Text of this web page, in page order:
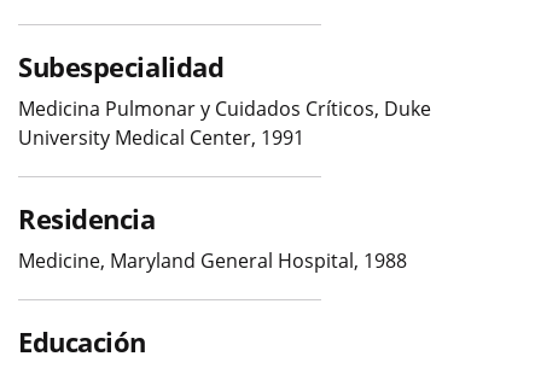
Subespecialidad
Medicina Pulmonar y Cuidados Críticos, Duke
University Medical Center, 1991
Residencia
Medicine, Maryland General Hospital, 1988
Educación